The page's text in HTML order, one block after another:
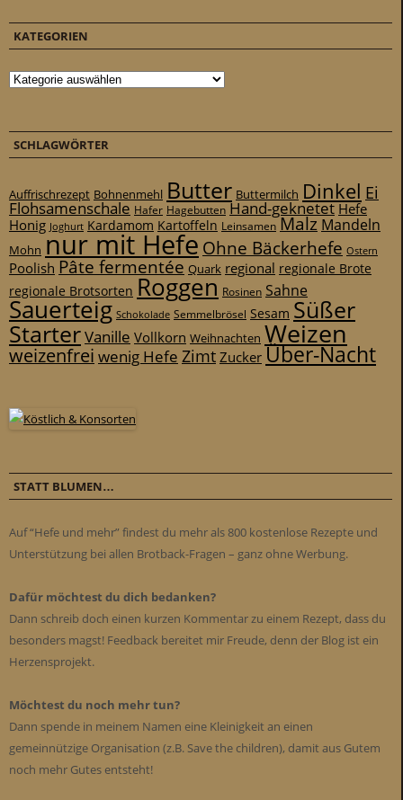
KATEGORIEN
Kategorien
SCHLAGWÖRTER
Auffrischrezept Bohnenmehl Butter Buttermilch Dinkel Ei
Flohsamenschale Hafer Hagebutten Hand-geknetet Hefe
Honig Joghurt Kardamom Kartoffeln Leinsamen Malz Mandeln
Mohn nur mit Hefe Ohne Bäckerhefe Ostern
Poolish Pâte fermentée Quark regional regionale Brote
regionale Brotsorten Roggen Rosinen Sahne
Sauerteig Schokolade Semmelbrösel Sesam Süßer
StarterVanille Vollkorn Weihnachten Weizen
weizenfrei wenig Hefe ZimtZuckerÜber-Nacht
STATT BLUMEN…
Auf “Hefe und mehr” findest du mehr als 800 kostenlose Rezepte und
Unterstützung bei allen Brotback-Fragen – ganz ohne Werbung.
Dafür möchtest du dich bedanken?
Dann schreib doch einen kurzen Kommentar zu einem Rezept, dass du
besonders magst! Feedback bereitet mir Freude, denn der Blog ist ein
Herzensprojekt.
Möchtest du noch mehr tun?
Dann spende in meinem Namen eine Kleinigkeit an einen
gemeinnützige Organisation (z.B. Save the children), damit aus Gutem
noch mehr Gutes entsteht!